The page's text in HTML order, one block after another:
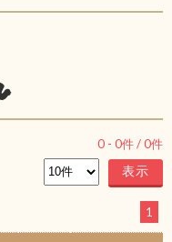
0 - 0件 /0件
1